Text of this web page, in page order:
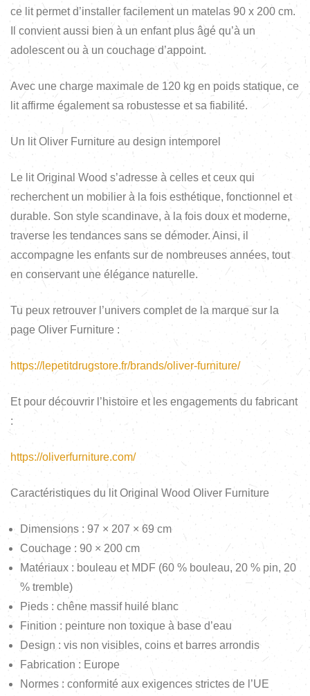
ce lit permet d’installer facilement un matelas 90 x 200 cm.
Il convient aussi bien à un enfant plus âgé qu’à un
adolescent ou à un couchage d’appoint.
Avec une charge maximale de 120 kg en poids statique, ce
lit affirme également sa robustesse et sa fiabilité.
Un lit Oliver Furniture au design intemporel
Le lit Original Wood s’adresse à celles et ceux qui
recherchent un mobilier à la fois esthétique, fonctionnel et
durable. Son style scandinave, à la fois doux et moderne,
traverse les tendances sans se démoder. Ainsi, il
accompagne les enfants sur de nombreuses années, tout
en conservant une élégance naturelle.
Tu peux retrouver l’univers complet de la marque sur la
page Oliver Furniture :
https://lepetitdrugstore.fr/brands/oliver-furniture/
Et pour découvrir l’histoire et les engagements du fabricant
:
https://oliverfurniture.com/
Caractéristiques du lit Original Wood Oliver Furniture
Dimensions : 97 × 207 × 69 cm
Couchage : 90 × 200 cm
Matériaux : bouleau et MDF (60 % bouleau, 20 % pin, 20
% tremble)
Pieds : chêne massif huilé blanc
Finition : peinture non toxique à base d’eau
Design : vis non visibles, coins et barres arrondis
Fabrication : Europe
Normes : conformité aux exigences strictes de l’UE